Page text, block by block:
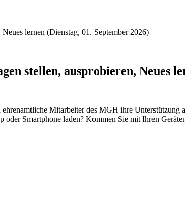
lernen (Dienstag, 01. September 2026)
stellen, ausprobieren, Neues
Mitarbeiter des MGH ihre
Smartphone laden? Kommen Sie mit Ihren